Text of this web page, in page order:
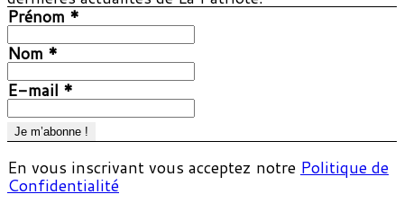
Prénom *
Nom *
E-mail *
En vous inscrivant vous acceptez notre Politique de
Confidentialité